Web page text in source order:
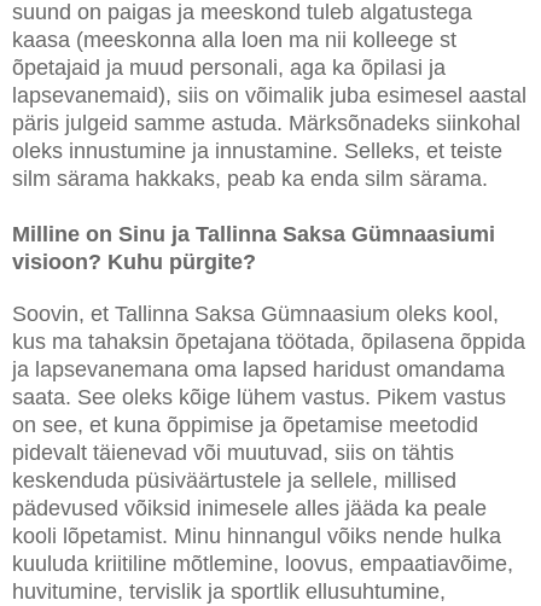
suund on paigas ja meeskond tuleb algatustega
kaasa (meeskonna alla loen ma nii kolleege st
õpetajaid ja muud personali, aga ka õpilasi ja
lapsevanemaid), siis on võimalik juba esimesel aastal
päris julgeid samme astuda. Märksõnadeks siinkohal
oleks innustumine ja innustamine. Selleks, et teiste
silm särama hakkaks, peab ka enda silm särama.
Milline on Sinu ja Tallinna Saksa Gümnaasiumi
visioon? Kuhu pürgite?
Soovin, et Tallinna Saksa Gümnaasium oleks kool,
kus ma tahaksin õpetajana töötada, õpilasena õppida
ja lapsevanemana oma lapsed haridust omandama
saata. See oleks kõige lühem vastus. Pikem vastus
on see, et kuna õppimise ja õpetamise meetodid
pidevalt täienevad või muutuvad, siis on tähtis
keskenduda püsiväärtustele ja sellele, millised
pädevused võiksid inimesele alles jääda ka peale
kooli lõpetamist. Minu hinnangul võiks nende hulka
kuuluda kriitiline mõtlemine, loovus, empaatiavõime,
huvitumine, tervislik ja sportlik ellusuhtumine,